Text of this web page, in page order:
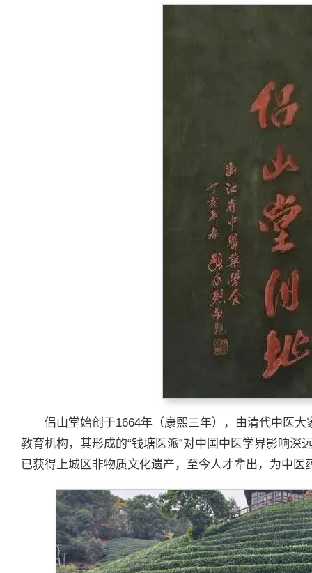
侣山堂始创于1664年（康熙三年），由清代中医
教育机构，其形成的“钱塘医派”对中国中医学界影响深
已获得上城区非物质文化遗产，至今人才辈出，为中医